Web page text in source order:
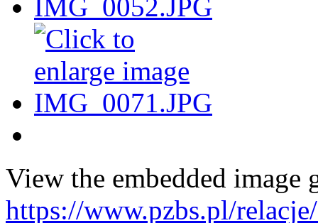
View the embedded image
https://www.pzbs.pl/